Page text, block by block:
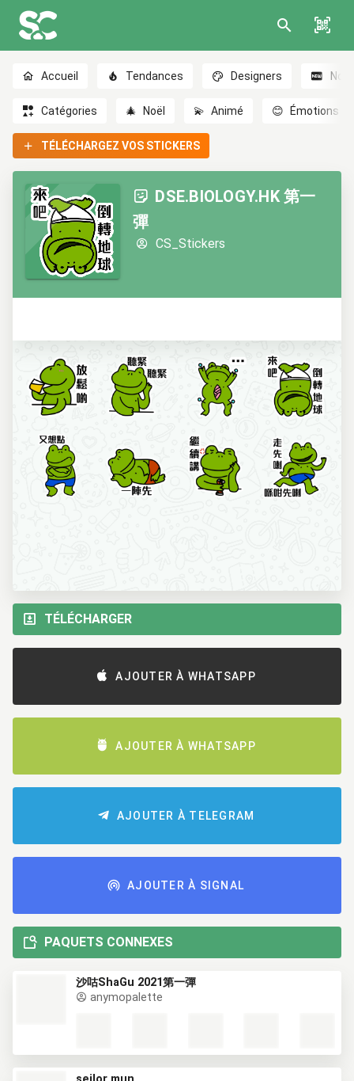
Accueil Tendances Designers
Catégories 🎄 Noël 💫 Animé 😊 Émotions
TÉLÉCHARGEZ VOS STICKERS
DSE.BIOLOGY.HK 第一
彈
CS_Stickers
TÉLÉCHARGER
AJOUTER À WHATSAPP
AJOUTER À WHATSAPP
AJOUTER À TELEGRAM
AJOUTER À SIGNAL
PAQUETS CONNEXES
沙咕ShaGu 2021第一彈
anymopalette